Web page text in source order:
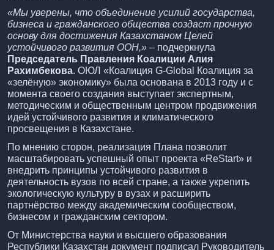
«Мы уверены, что объединение усилий государства,
бизнеса и гражданского общества создаст прочную
основу для достижения Казахстаном Целей
устойчивого развития ООН,» – подчеркнула
Председатель Правления Коалиции Алия
Рахимбекова. ОЮЛ «Коалиция G-Global Коалиция за
«зелёную» экономику» была основана в 2013 году и с
момента своего создания выступает экспертным,
методическим и общественным центром продвижения
идей устойчивого развития и климатического
просвещения в Казахстане.
По мнению сторон, реализация Плана позволит
масштабировать успешный опыт проекта «ReStart» и
внедрить принципы устойчивого развития в
деятельность вузов по всей стране, а также укрепить
экологическую культуру в вузах и расширить
партнёрство между академическим сообществом,
бизнесом и гражданским сектором.
От Министерства науки и высшего образования
Республики Казахстан документ подписал Руководитель